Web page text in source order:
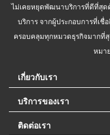
ไม่เคยหยุดพัฒนาบริการที่ดีที่สุด
บริการ จากผู้ประกอบการที่เ
ครอบคลุมทุกหมวดธุรกิจมากที่
หมา
เกี่ยวกับเรา
บริการของเรา
ติดต่อเรา